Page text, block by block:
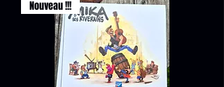
Nouveau !!!